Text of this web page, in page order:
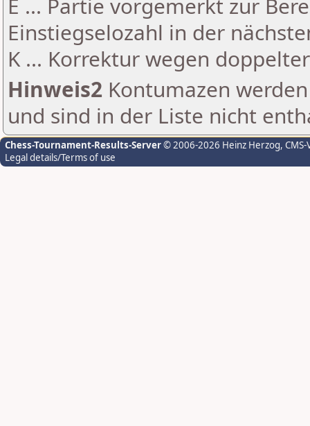
E ... Partie vorgemerkt zur
Einstiegselozahl in der
K ... Korrektur wegen
Hinweis2 Kontumazen
und sind in der Liste nicht
Chess-Tournament-Results-Server© 2006-2026 Heinz Herzog,
Legal details/Terms of use